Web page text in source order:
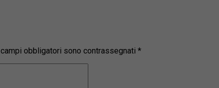
I campi obbligatori sono contrassegnati *